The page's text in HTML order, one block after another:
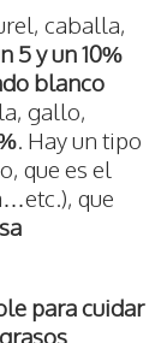
caballa,
5 y un 10%
blanco
gallo,
. Hay un tipo
que es el
que
para cuidar